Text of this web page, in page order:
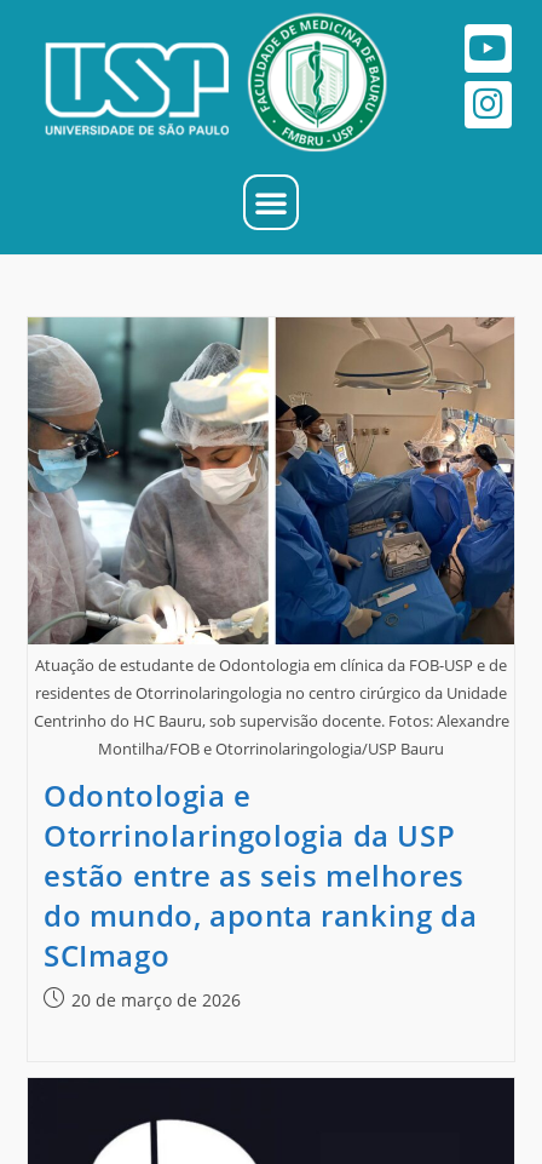
Atuação de estudante de Odontologia em clínica da FOB-USP e de
residentes de Otorrinolaringologia no centro cirúrgico da Unidade
Centrinho do HC Bauru, sob supervisão docente. Fotos: Alexandre
Montilha/FOB e Otorrinolaringologia/USP Bauru
Odontologia e
Otorrinolaringologia da USP
estão entre as seis melhores
do mundo, aponta ranking da
SCImago
20 de março de 2026